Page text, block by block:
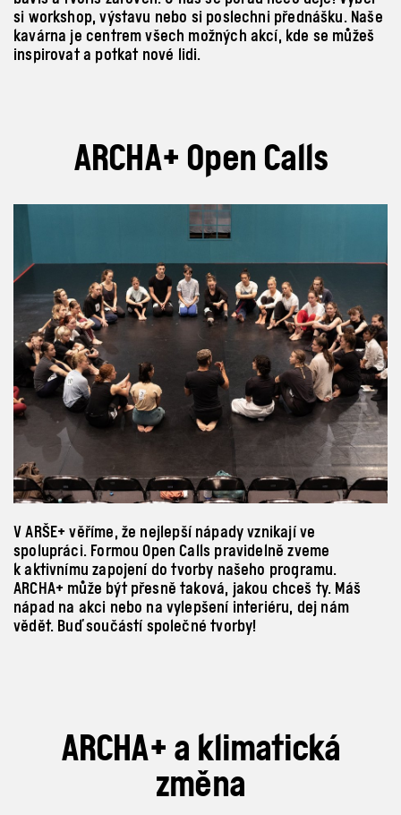
si workshop, výstavu nebo si poslechni přednášku. Naše
kavárna je centrem všech možných akcí, kde se můžeš
inspirovat a potkat nové lidi.
ARCHA+ Open Calls
V ARŠE+ věříme, že nejlepší nápady vznikají ve
spolupráci. Formou Open Calls pravidelně zveme
k aktivnímu zapojení do tvorby našeho programu.
ARCHA+ může být přesně taková, jakou chceš ty. Máš
nápad na akci nebo na vylepšení interiéru, dej nám
vědět. Buď součástí společné tvorby!
ARCHA+ a klimatická
změna